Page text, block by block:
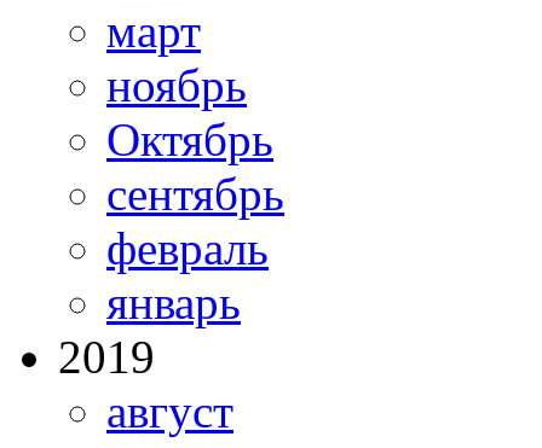
март
ноябрь
Октябрь
сентябрь
февраль
январь
2019
август